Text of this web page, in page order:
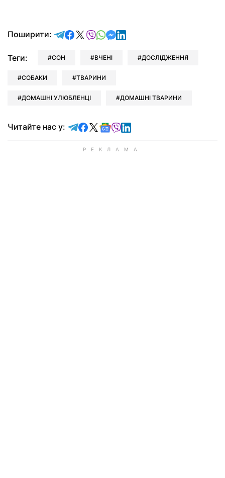
Поширити: відправити у Telegram
поділитись у Facebook
поділитись у X
відправити у Viber
відправити у Whatsapp
відправити у Messenger
відправити у LinkedIn
Теги: СОН ВЧЕНІ ДОСЛІДЖЕННЯ
СОБАКИ ТВАРИНИ
ДОМАШНІ УЛЮБЛЕНЦІ ДОМАШНІ ТВАРИНИ
Читайте нас у: Читайте у Telegram
Читайте у Facebook
Читайте у X
Читайте у Google news
Читайте у Viber
Читайте у LinkedIn